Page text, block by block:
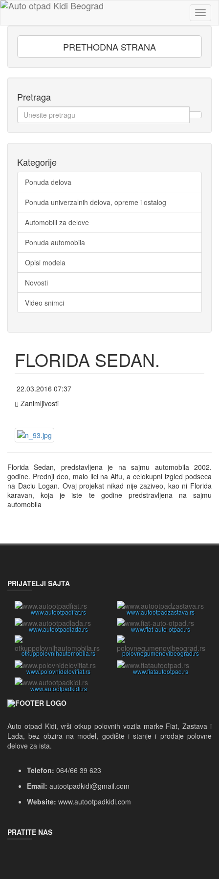
PRETHODNA STRANA
Pretraga
Kategorije
Ponuda delova
Ponuda univerzalnih delova, opreme i ostalog
Automobili za delove
Ponuda automobila
Opisi modela
Novosti
Video snimci
FLORIDA SEDAN.
22.03.2016 07:37
Zanimljivosti
Florida Sedan, predstavljena je na sajmu automobila 2002.
godine. Prednji deo, malo lici na Alfu, a celokupni izgled podseca
na Daciu Logan. Ovaj projekat nikad nije zaziveo, kao ni Florida
karavan, koja je iste te godine predstravljena na sajmu
automobila
PRIJATELJI SAJTA
www.autootpadfiat.rs www.autootpadzastava.rs
www.autootpadlada.rs www.fiat-auto-otpad.rs
otkuppolovnihautomobila.rs polovnegumenovibeograd.rs
www.polovnidelovifiat.rs www.fiatautootpad.rs
www.autootpadkidi.rs
Auto otpad Kidi, vrši otkup polovnih vozila marke Fiat, Zastava i
Lada, bez obzira na model, godište i stanje i prodaje polovne
delove za ista.
Telefon: 064/66 39 623
Email: autootpadkidi@gmail.com
Website: www.autootpadkidi.com
PRATITE NAS